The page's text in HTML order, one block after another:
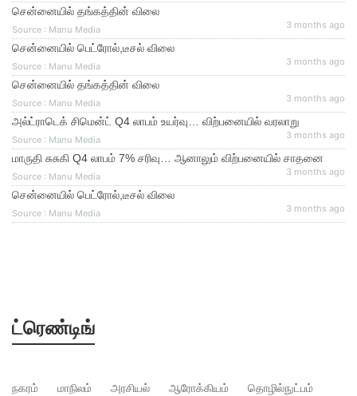
சென்னையில் தங்கத்தின் விலை
Source : Manu Media 3 months ago
சென்னையில் பெட்ரோல்,டீசல் விலை
Source : Manu Media 3 months ago
சென்னையில் தங்கத்தின் விலை
Source : Manu Media 3 months ago
அல்ட்ராடெக் சிமென்ட் Q4 லாபம் உயர்வு… விற்பனையில் வரலாறு
Source : Manu Media 3 months ago
மாருதி சுசுகி Q4 லாபம் 7% சரிவு… ஆனாலும் விற்பனையில் சாதனை
Source : Manu Media 3 months ago
சென்னையில் பெட்ரோல்,டீசல் விலை
Source : Manu Media 3 months ago
ட்ரெண்டிங்
நகரம் மாநிலம் அரசியல் ஆரோக்கியம் தொழில்நுட்பம்